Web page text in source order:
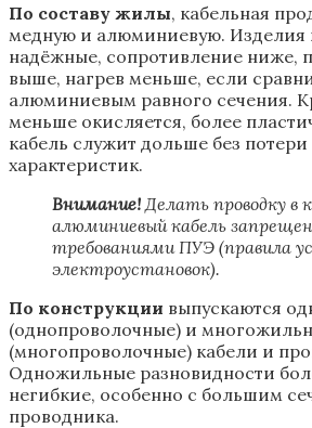
По составу жилы, кабельная
медную и алюминиевую. Изделия
надёжные, сопротивление ниже,
выше, нагрев меньше, если
алюминиевым равного сечения.
меньше окисляется, более
кабель служит дольше без потери
характеристик.
Внимание! Делать проводку в
алюминиевый кабель
требованиями ПУЭ (правила
электроустановок).
По конструкции выпускаются
(однопроволочные) и
(многопроволочные) кабели и
Одножильные разновидности
негибкие, особенно с большим
проводника.